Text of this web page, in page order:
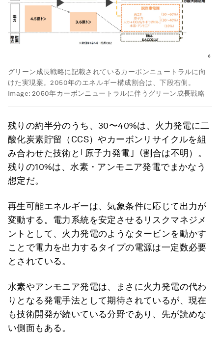
グリーン成長戦略に記載されているカーボンニュートラルに向
けた実現案。2050年のエネルギー構成割合は、下段右側。
Image: 2050年カーボンニュートラルに伴うグリーン成長戦略
残りの約半分のうち、 30〜40%は、火力発電に二
酸化炭素貯留
（CCS）やカーボンリサイクルを組
み合わせた技術と ｢原子力発電｣ （割合は不明）。
残りの10%は、水素・アンモニア発電でまかなう
想定だ。
再生可能エネルギーは、気象条件に応じて出力が
変動する。電力系統を安定させるリスクマネジメ
ントとして、火力発電のようなタービンを動かす
ことで電力を出力するタイプの電源は一定数必要
とされている。
水素やアンモニア発電は、まさに火力発電の代わ
りとなる発電手法として期待されているが、現在
も技術開発が続いている分野であり、先が読めな
い側面もある。